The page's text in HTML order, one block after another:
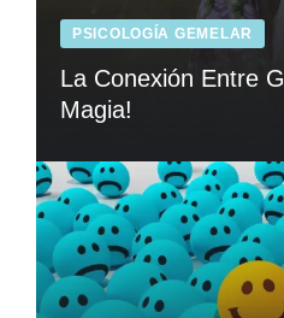
PSICOLOGÍA GEMELAR
La Conexión Entre
Magia!